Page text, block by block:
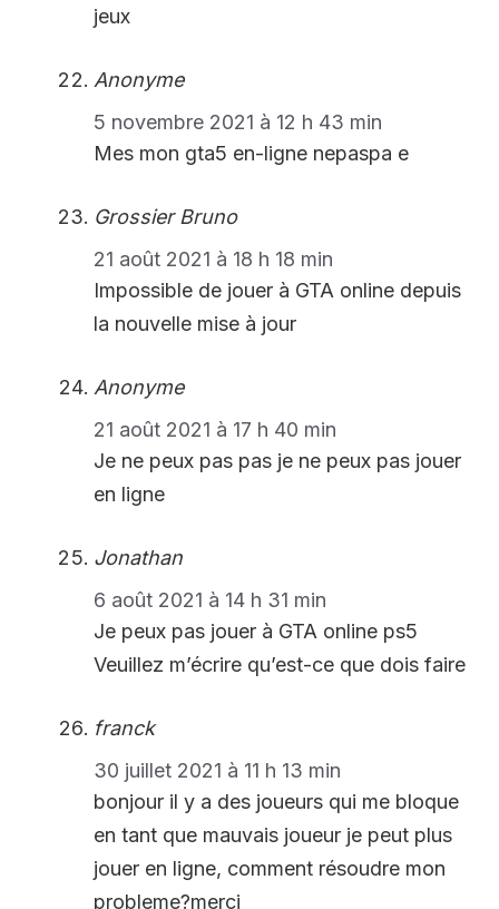
jeux
Anonyme
5 novembre 2021 à 12 h 43 min
Mes mon gta5 en-ligne nepaspa e
Grossier Bruno
21 août 2021 à 18 h 18 min
Impossible de jouer à GTA online depuis
la nouvelle mise à jour
Anonyme
21 août 2021 à 17 h 40 min
Je ne peux pas pas je ne peux pas jouer
en ligne
Jonathan
6 août 2021 à 14 h 31 min
Je peux pas jouer à GTA online ps5
Veuillez m’écrire qu’est-ce que dois faire
franck
30 juillet 2021 à 11 h 13 min
bonjour il y a des joueurs qui me bloque
en tant que mauvais joueur je peut plus
jouer en ligne, comment résoudre mon
probleme?merci